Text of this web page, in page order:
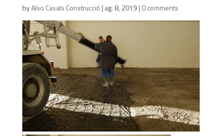
byAlso Casals Construcció | ag. 8, 2019 | 0 comments